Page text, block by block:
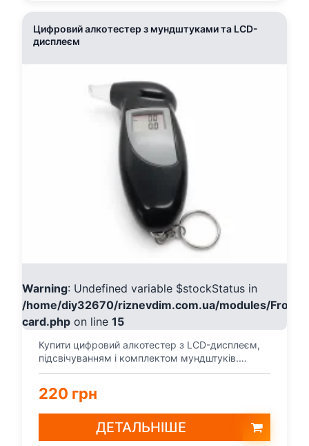
Цифровий алкотестер з мундштуками та LCD-
дисплеєм
Warning: Undefined variable $stockStatus in
/home/diy32670/riznevdim.com.ua/modules/
card.php on line 15
Купити цифровий алкотестер з LCD-дисплеєм,
підсвічуванням і комплектом мундштуків.
Швидкий тест вміс...
220 грн
ДЕТАЛЬНІШЕ